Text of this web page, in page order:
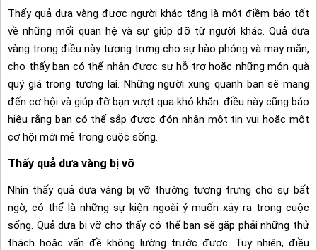
Thấy quả dưa vàng được người khác tặng là một điềm báo tốt
về những mối quan hệ và sự giúp đỡ từ người khác. Quả dưa
vàng trong điều này tượng trưng cho sự hào phóng và may mắn,
cho thấy bạn có thể nhận được sự hỗ trợ hoặc những món quà
quý giá trong tương lai. Những người xung quanh bạn sẽ mang
đến cơ hội và giúp đỡ bạn vượt qua khó khăn. điều này cũng báo
hiệu rằng bạn có thể sắp được đón nhận một tin vui hoặc một
cơ hội mới mẻ trong cuộc sống.
Thấy quả dưa vàng bị vỡ
Nhìn thấy quả dưa vàng bị vỡ thường tượng trưng cho sự bất
ngờ, có thể là những sự kiện ngoài ý muốn xảy ra trong cuộc
sống. Quả dưa bị vỡ cho thấy có thể bạn sẽ gặp phải những thử
thách hoặc vấn đề không lường trước được. Tuy nhiên, điều